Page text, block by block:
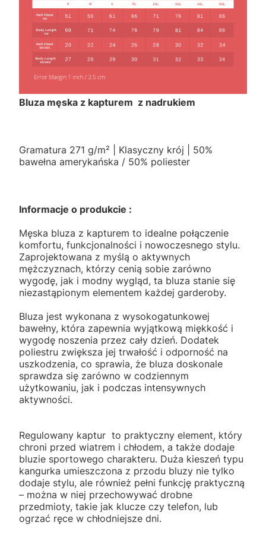
Bluza męska z kapturem z nadrukiem
Gramatura 271 g/m² | Klasyczny krój | 50%
bawełna amerykańska / 50% poliester
Informacje o produkcie :
Męska bluza z kapturem to idealne połączenie
komfortu, funkcjonalności i nowoczesnego stylu.
Zaprojektowana z myślą o aktywnych
mężczyznach, którzy cenią sobie zarówno
wygodę, jak i modny wygląd, ta bluza stanie się
niezastąpionym elementem każdej garderoby.
Bluza jest wykonana z wysokogatunkowej
bawełny, która zapewnia wyjątkową miękkość i
wygodę noszenia przez cały dzień. Dodatek
poliestru zwiększa jej trwałość i odporność na
uszkodzenia, co sprawia, że bluza doskonale
sprawdza się zarówno w codziennym
użytkowaniu, jak i podczas intensywnych
aktywności.
Regulowany kaptur to praktyczny element, który
chroni przed wiatrem i chłodem, a także dodaje
bluzie sportowego charakteru. Duża kieszeń typu
kangurka umieszczona z przodu bluzy nie tylko
dodaje stylu, ale również pełni funkcję praktyczną
– można w niej przechowywać drobne
przedmioty, takie jak klucze czy telefon, lub
ogrzać ręce w chłodniejsze dni.